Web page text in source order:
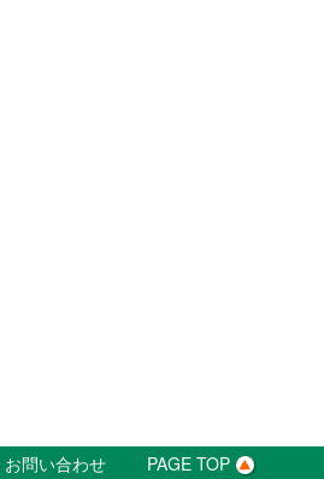
お問い合わせ PAGE TOP